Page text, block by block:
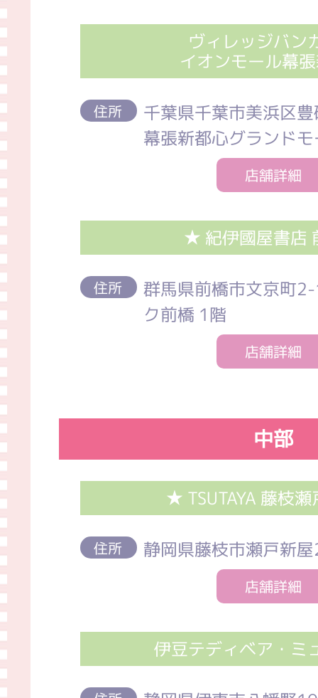
ヴィレッジバン
イオンモール幕
住所
千葉県千葉市美浜区
幕張新都心グランド
店舗詳細
★ 紀伊國屋書店
住所
群馬県前橋市文京町
ク前橋 1階
店舗詳細
中部
★ TSUTAYA 藤枝
住所 静岡県藤枝市瀬戸新
店舗詳細
伊豆テディベア・ミ